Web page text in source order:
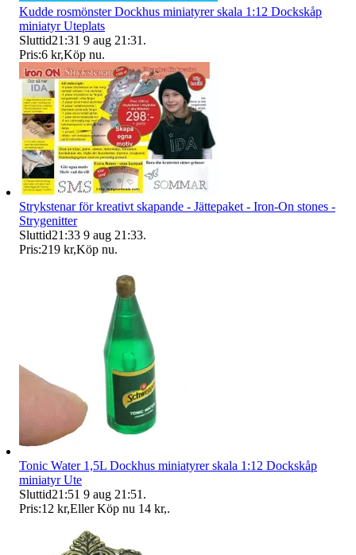
Kudde rosmönster Dockhus miniatyrer skala 1:12 Dockskåp
miniatyr Uteplats
Sluttid21:31 9 aug 21:31 .
Pris:6 kr,Köp nu.
Strykstenar för kreativt skapande - Jättepaket - Iron-On stones -
Strygenitter
Sluttid21:33 9 aug 21:33.
Pris:219 kr,Köp nu.
Tonic Water 1,5L Dockhus miniatyrer skala 1:12 Dockskåp
miniatyr Ute
Sluttid21:51 9 aug 21:51 .
Pris:12 kr,Eller Köp nu 14 kr,.